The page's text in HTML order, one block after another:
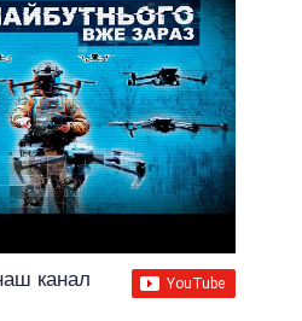
канал